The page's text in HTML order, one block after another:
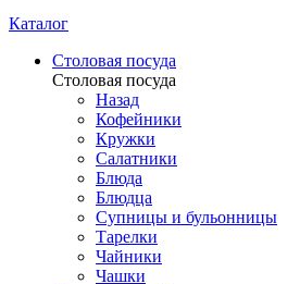
Каталог
Столовая посуда
Столовая посуда
Назад
Кофейники
Кружки
Салатники
Блюда
Блюдца
Супницы и бульонницы
Тарелки
Чайники
Чашки